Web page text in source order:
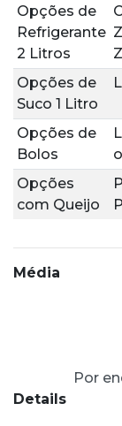
Opções de
Refrigerante
2 Litros
Opções de
Suco 1 Litro
Opções de
Bolos
Opções
com Queijo
Média
Por
Details